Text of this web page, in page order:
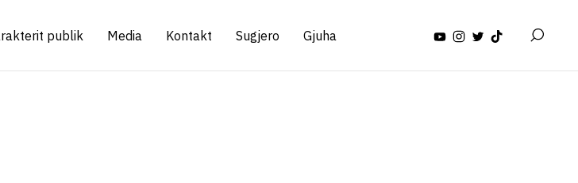
publik Media Kontakt Sugjero Gjuha